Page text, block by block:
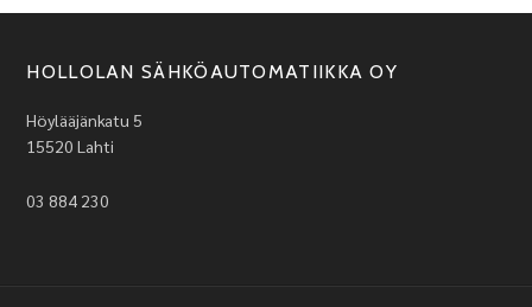
HOLLOLAN SÄHKÖAUTOMATIIKKA OY
Höylääjänkatu 5
15520 Lahti
03 884 230